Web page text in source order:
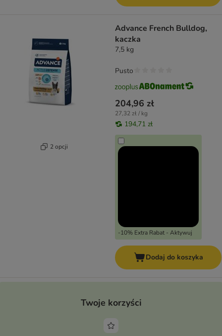
2 opcji
Advance French Bulldog,
kaczka
7,5 kg
204,96 zł
27,32 zł / kg
194,71 zł
-10% Extra Rabat - Aktywuj
Pusto
Dodaj do koszyka
Twoje korzyści